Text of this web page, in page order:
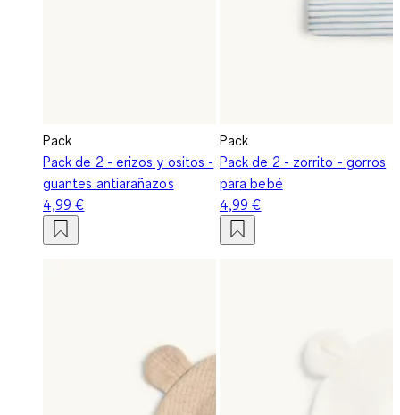
Pack
Pack de 2 - erizos y ositos -
guantes antiarañazos
4,99 €
Pack
Pack de 2 - zorrito - gorros
para bebé
4,99 €